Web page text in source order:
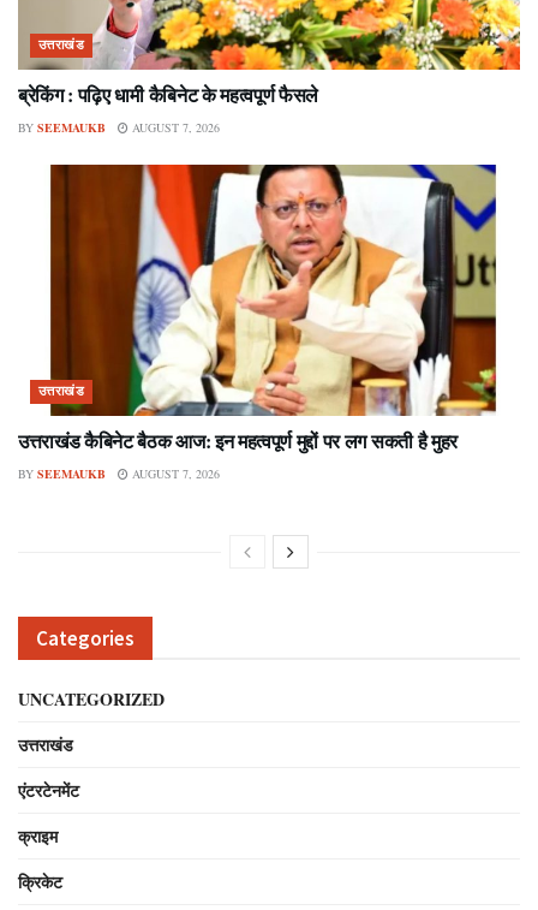
उत्तराखंड
ब्रेकिंग : पढ़िए धामी कैबिनेट के महत्वपूर्ण फैसले
BY SEEMAUKB AUGUST 7, 2026
उत्तराखंड
उत्तराखंड कैबिनेट बैठक आज: इन महत्वपूर्ण मुद्दों पर लग सकती है मुहर
BY SEEMAUKB AUGUST 7, 2026
Categories
UNCATEGORIZED
उत्तराखंड
एंटरटेनमेंट
क्राइम
क्रिकेट